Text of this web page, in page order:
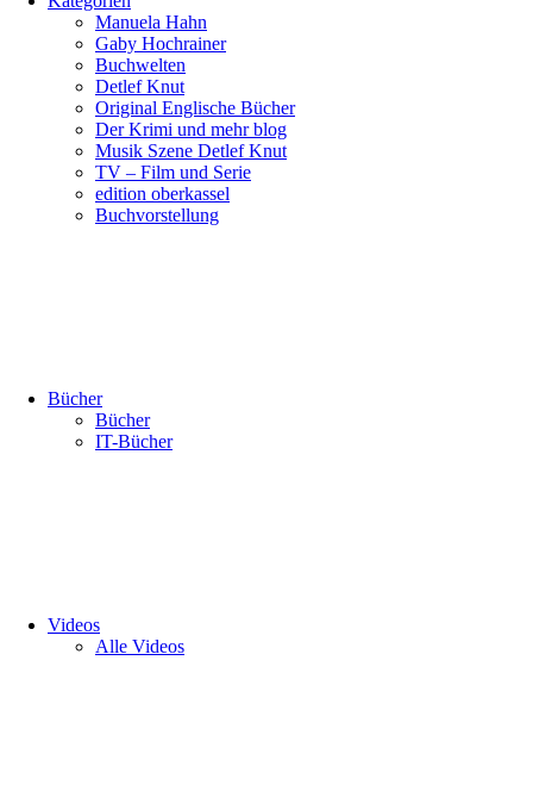
Manuela Hahn
Gaby Hochrainer
Buchwelten
Detlef Knut
Original Englische Bücher
Der Krimi und mehr blog
Musik Szene Detlef Knut
TV – Film und Serie
edition oberkassel
Buchvorstellung
Bücher
Bücher
IT-Bücher
Videos
Alle Videos